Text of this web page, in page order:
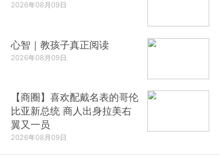
2026年08月09日
心智｜教孩子真正阅读
2026年08月09日
【商圈】喜欢配戴名表的哥伦
比亚新总统 商人出身拉美右
翼又一员
2026年08月09日